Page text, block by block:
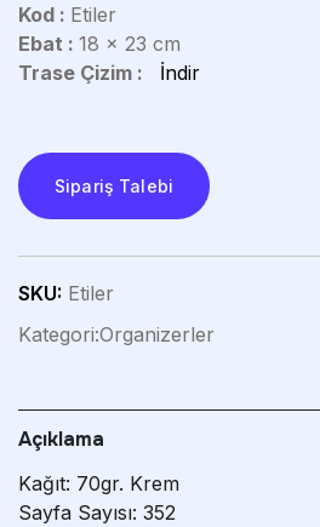
Kod : Etiler
Ebat : 18 x 23 cm
Trase Çizim :
İndir
Sipariş Talebi
SKU: Etiler
Kategori:Organizerler
Açıklama
Kağıt: 70gr. Krem
Sayfa Sayısı: 352